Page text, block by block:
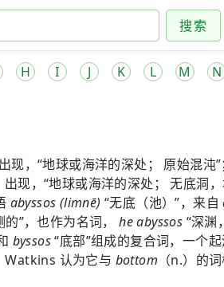
搜索
H I J K L M N
出现，“地球或海洋的深处； 原始混沌
出现，“地球或海洋的深处； 无底洞
abyssos (limnē) “无底（池）”，来自
的”，也作为名词，he abyssos “深渊
byssos“底部”组成的复合词，一个
Watkins 认为它与 bottom （n.）的